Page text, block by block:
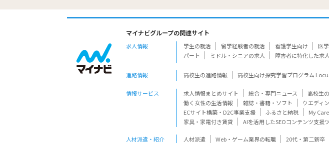
マイナビグループの関連サイト
求人情報 学生の就活 留学経験者の就活 看護学生向け 医
パート
ミドル・シニアの求人 障害者に特化した求
進路情報 高校生の進路情報 高校生向け探究学習プログラム
情報サービス 求人情報まとめサイト 総合・専門ニュース 高校生
働く女性の生活情報
雑誌・書籍・ソフト ウエディ
ECサイト構築・D2C事業支援
ふるさと納税 My
家具・家電付き賃貸
AIを活用したSEOコンテンツ支援
人材派遣・紹介 人材派遣 Web・ゲーム業界の転職 20代・第二新卒